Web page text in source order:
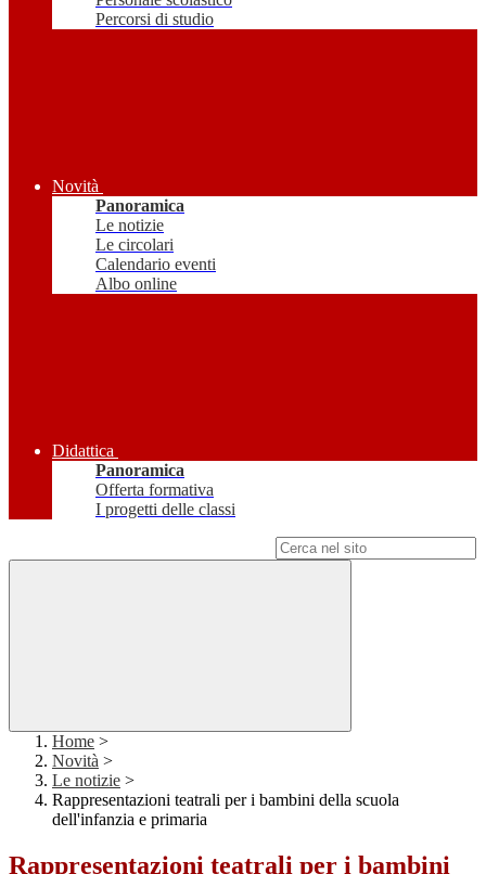
Percorsi di studio
Novità
Panoramica
Le notizie
Le circolari
Calendario eventi
Albo online
Didattica
Panoramica
Offerta formativa
I progetti delle classi
Home >
Novità >
Le notizie >
Rappresentazioni teatrali per i bambini della scuola
dell'infanzia e primaria
Rappresentazioni teatrali per i bambini